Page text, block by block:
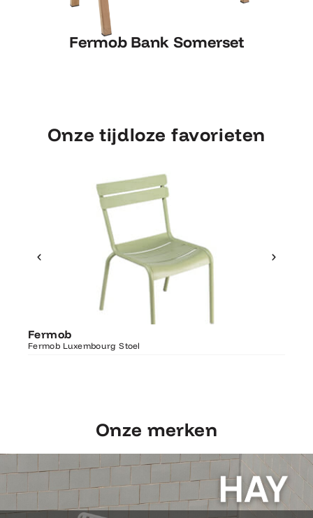
Fermob Bank Somerset
Fermob Bank Somerset
Onze tijdloze favorieten
Fermob
Fermob Luxembourg Stoel
Ontdek Fermob
Luxembourg Stoel
Onze merken